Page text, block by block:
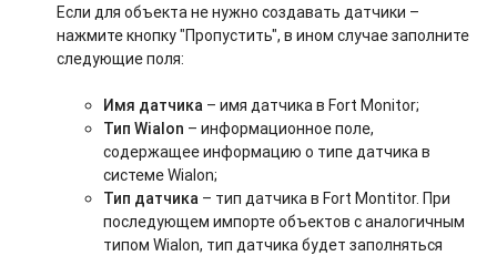
Если для объекта не нужно создавать датчики –
нажмите кнопку "Пропустить", в ином случае заполните
следующие поля:
Имя датчика – имя датчика в Fort Monitor;
Тип Wialon – информационное поле,
содержащее информацию о типе датчика в
системе Wialon;
Тип датчика – тип датчика в Fort Montitor. При
последующем импорте объектов с аналогичным
типом Wialon, тип датчика будет заполняться